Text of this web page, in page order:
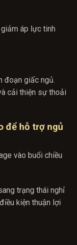
áp lực tinh
đoạn giấc ngủ.
cải thiện sự thoải
để hỗ trợ ngủ
vào buổi chiều
trạng thái nghỉ
kiện thuận lợi